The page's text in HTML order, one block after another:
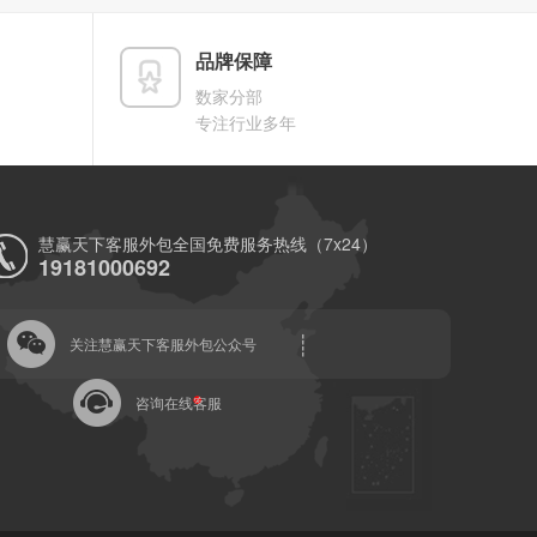
品牌保障
数家分部
专注行业多年
慧赢天下客服外包全国免费服务热线（7x24）
19181000692
关注慧赢天下客服外包公众号
咨询在线客服